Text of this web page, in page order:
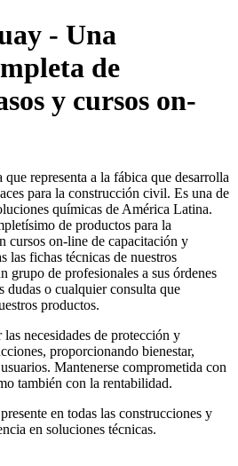
- Una
de
y cursos on-
representa a la fábica que desarrolla
para la construcción civil. Es una de
químicas de América Latina.
de productos para la
cursos on-line de capacitación y
las fichas técnicas de nuestros
grupo de profesionales a sus órdenes
dudas o cualquier consulta que
productos.
necesidades de protección y
proporcionando bienestar,
Mantenerse comprometida con
también con la rentabilidad.
en todas las construcciones y
en soluciones técnicas.